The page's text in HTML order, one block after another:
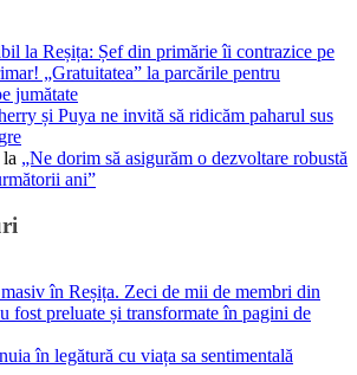
la Reșița: Șef din primărie îi contrazice pe
„Gratuitatea” la parcările pentru
jumătate
și Puya ne invită să ridicăm paharul sus
la „Ne dorim să asigurăm o dezvoltare robustă
ani”
în Reșița. Zeci de mii de membri din
fost preluate și transformate în pagini de
în legătură cu viața sa sentimentală